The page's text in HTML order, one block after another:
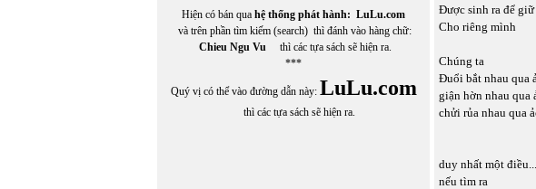
Hiện có bán qua hệ thống phát hành: LuLu.com
và trên phần tìm kiếm (search) thì đánh vào hàng chữ:
Chieu Ngu Vu thì các tựa sách sẽ hiện ra.
***
Quý vị có thể vào đường dẫn này: LuLu.com
thì các tựa sách sẽ hiện ra.
Được sinh ra để
Cho riêng mình
Chúng ta
Đuổi bắt nhau qua
giận hờn nhau qua
chửi rủa nhau qua
duy nhất một
nếu tìm ra